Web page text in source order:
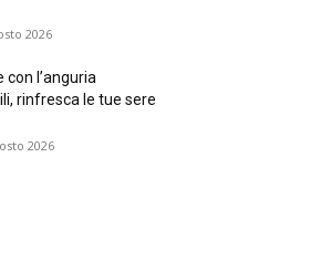
2026
con l’anguria
rinfresca le tue sere
2026